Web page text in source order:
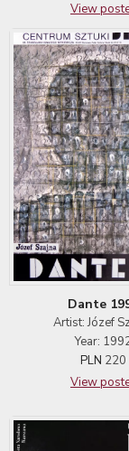
View
Dante
Artist: Józef
Year:
PLN 220
View